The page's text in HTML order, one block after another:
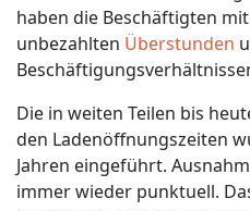
haben die Beschäftigten
unbezahlten Überstunden
Die in weiten Teilen bis
den Ladenöffnungszeiten
Jahren eingeführt.
immer wieder punktuell.